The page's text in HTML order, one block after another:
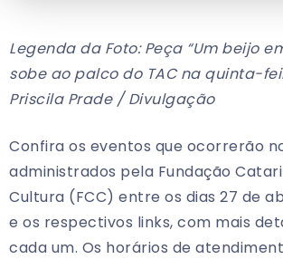
Legenda da Foto: Peça “Um beijo
sobe ao palco do TAC na quinta-
Priscila Prade / Divulgação
Confira os eventos que ocorrerão
administrados pela Fundação
Cultura (FCC) entre os dias 27 de
e os respectivos links, com mais
cada um. Os horários de